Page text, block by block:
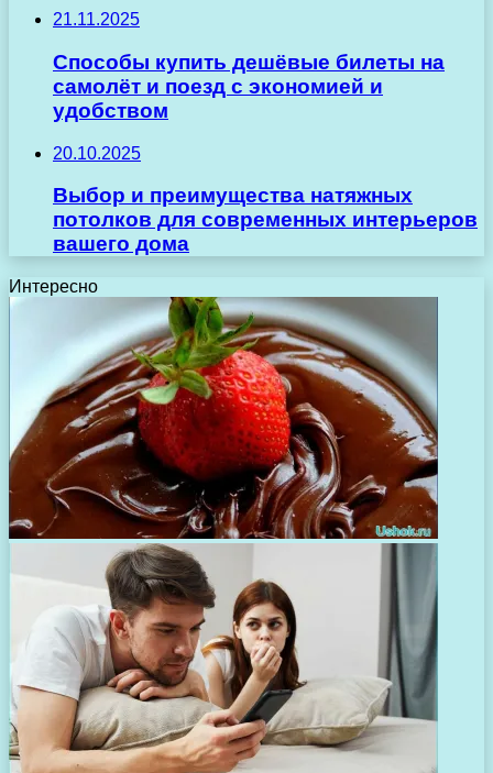
21.11.2025
Способы купить дешёвые билеты на
самолёт и поезд с экономией и
удобством
20.10.2025
Выбор и преимущества натяжных
потолков для современных интерьеров
вашего дома
Интересно